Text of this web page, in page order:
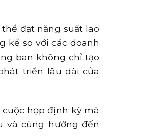
đạt năng suất lao
kể so với các doanh
ban không chỉ tạo
triển lâu dài của
cuộc họp định kỳ mà
và cùng hướng đến